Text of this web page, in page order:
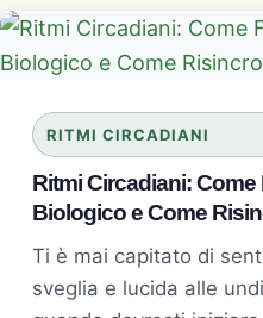
RITMI CIRCADIANI
Ritmi Circadiani:
Biologico e Come
Ti è mai capitato di
sveglia e lucida alle